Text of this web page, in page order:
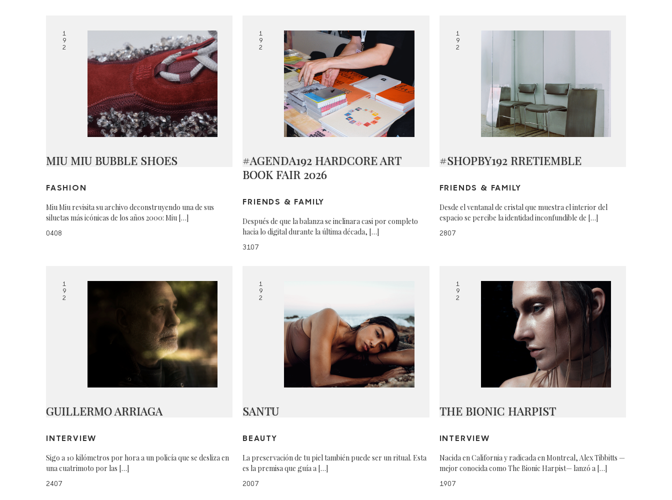
1
9
2
MIU MIU BUBBLE SHOES
FASHION
Miu Miu revisita su archivo deconstruyendo una de sus
siluetas más icónicas de los años 2000: Miu […]
0408
1
9
2
#AGENDA192 HARDCORE ART
BOOK FAIR 2026
FRIENDS & FAMILY
Después de que la balanza se inclinara casi por completo
hacia lo digital durante la última década, […]
3107
1
9
2
#SHOPBY192 RRETIEMBLE
FRIENDS & FAMILY
Desde el ventanal de cristal que muestra el interior del
espacio se percibe la identidad inconfundible de […]
2807
1
9
2
GUILLERMO ARRIAGA
INTERVIEW
Sigo a 10 kilómetros por hora a un policía que se desliza en
una cuatrimoto por las […]
2407
1
9
2
SANTU
BEAUTY
La preservación de tu piel también puede ser un ritual. Esta
es la premisa que guía a […]
2007
1
9
2
THE BIONIC HARPIST
INTERVIEW
Nacida en California y radicada en Montreal, Alex Tibbitts —
mejor conocida como The Bionic Harpist— lanzó a […]
1907